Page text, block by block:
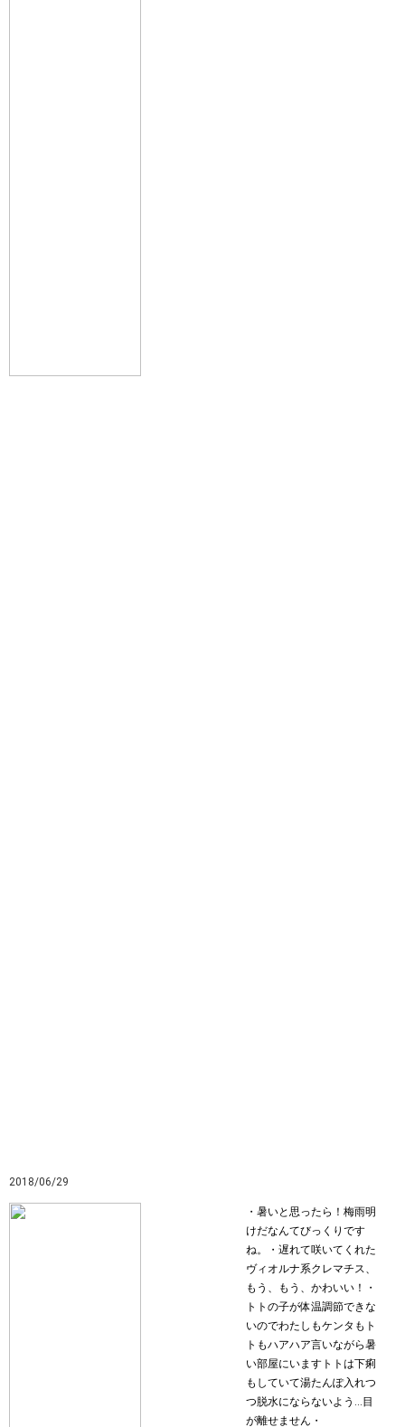
2018/06/29
・暑いと思ったら！梅雨明
けだなんてびっくりです
ね。・遅れて咲いてくれた
ヴィオルナ系クレマチス、
もう、もう、かわいい！・
トトの子が体温調節できな
いのでわたしもケンタもト
トもハアハア言いながら暑
い部屋にいますトトは下痢
もしていて湯たんぽ入れつ
つ脱水にならないよう…目
が離せません・